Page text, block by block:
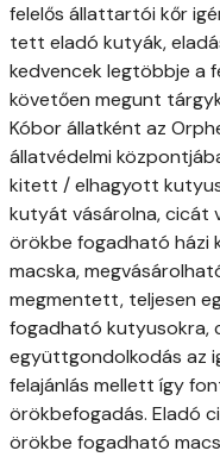
felelős állattartói kőr
tett eladó kutyák,
kedvencek legtöbbje a
követően megunt
Kóbor állatként az
állatvédelmi
kitett / elhagyott
kutyát vásárolna, cicát
örökbe fogadható házi
macska,
megmentett, teljesen
fogadható kutyusokra,
együttgondolkodás az
felajánlás mellett így
örökbefogadás. Eladó
örökbe fogadható